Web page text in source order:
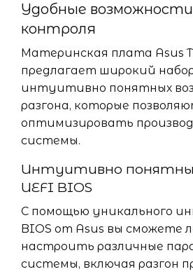
Удобные возможности
контроля
Материнская плата Asus
предлагает широкий
интуитивно понятных
разгона, которые
оптимизировать
системы.
Интуитивно
UEFI BIOS
С помощью уникального
BIOS от Asus вы сможете
настроить различные
системы, включая разгон